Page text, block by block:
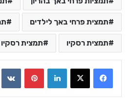
תמצית פרחי באך לילדים
תמצית רסקיו תמצית רסקיו
LinkedIn